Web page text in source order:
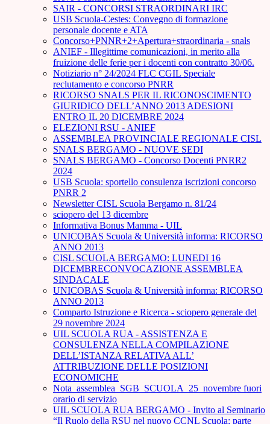
SAIR - CONCORSI STRAORDINARI IRC
USB Scuola-Cestes: Convegno di formazione
personale docente e ATA
Concorso+PNNR+2+Apertura+straordinaria - snals
ANIEF - Illegittime comunicazioni, in merito alla
fruizione delle ferie per i docenti con contratto 30/06.
Notiziario n° 24/2024 FLC CGIL Speciale
reclutamento e concorso PNRR
RICORSO SNALS PER IL RICONOSCIMENTO
GIURIDICO DELL’ANNO 2013 ADESIONI
ENTRO IL 20 DICEMBRE 2024
ELEZIONI RSU - ANIEF
ASSEMBLEA PROVINCIALE REGIONALE CISL
SNALS BERGAMO - NUOVE SEDI
SNALS BERGAMO - Concorso Docenti PNRR2
2024
USB Scuola: sportello consulenza iscrizioni concorso
PNRR 2
Newsletter CISL Scuola Bergamo n. 81/24
sciopero del 13 dicembre
Informativa Bonus Mamma - UIL
UNICOBAS Scuola & Università informa: RICORSO
ANNO 2013
CISL SCUOLA BERGAMO: LUNEDI 16
DICEMBRECONVOCAZIONE ASSEMBLEA
SINDACALE
UNICOBAS Scuola & Università informa: RICORSO
ANNO 2013
Comparto Istruzione e Ricerca - sciopero generale del
29 novembre 2024
UIL SCUOLA RUA - ASSISTENZA E
CONSULENZA NELLA COMPILAZIONE
DELL’ISTANZA RELATIVA ALL’
ATTRIBUZIONE DELLE POSIZIONI
ECONOMICHE
Nota_assemblea_SGB_SCUOLA_25_novembre fuori
orario di servizio
UIL SCUOLA RUA BERGAMO - Invito al Seminario
“Il Ruolo della RSU nel nuovo CCNL Scuola: parte